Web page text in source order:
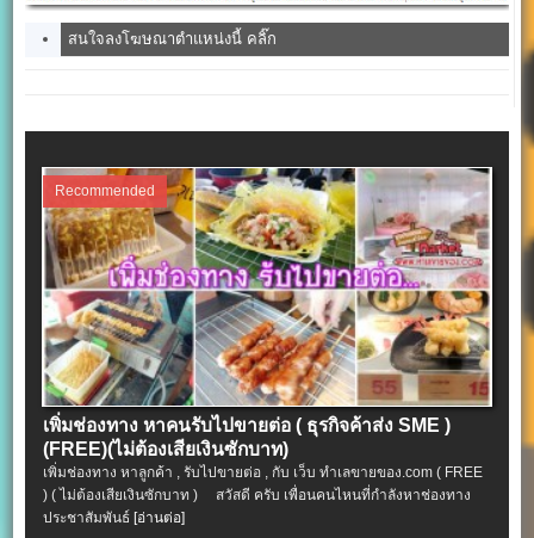
สนใจลงโฆษณาตำแหน่งนี้ คลิ๊ก
Recommended
เพิ่มช่องทาง หาคนรับไปขายต่อ ( ธุรกิจค้าส่ง SME )
(FREE)(ไม่ต้องเสียเงินซักบาท)
เพิ่มช่องทาง หาลูกค้า , รับไปขายต่อ , กับ เว็บ ทำเลขายของ.com ( FREE
) ( ไม่ต้องเสียเงินซักบาท ) สวัสดี ครับ เพื่อนคนไหนที่กำลังหาช่องทาง
ประชาสัมพันธ์ [อ่านต่อ]